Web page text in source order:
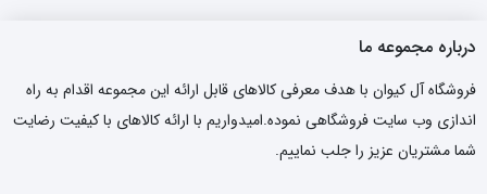
درباره مجموعه ما
فروشگاه آل کیوان با هدف معرفی کالاهای قابل ارائه این مجموعه اقدام به راه
اندازی وب سایت فروشگاهی نموده.امیدواریم با ارائه کالاهای با کیفیت رضایت
شما مشتریان عزیز را جلب نماییم.